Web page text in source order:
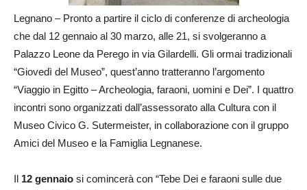
Legnano – Pronto a partire il ciclo di conferenze di archeologia
che dal 12 gennaio al 30 marzo, alle 21, si svolgeranno a
Palazzo Leone da Perego in via Gilardelli. Gli ormai tradizionali
“Giovedì del Museo”, quest’anno tratteranno l’argomento
“Viaggio in Egitto – Archeologia, faraoni, uomini e Dei”. I quattro
incontri sono organizzati dall’assessorato alla Cultura con il
Museo Civico G. Sutermeister, in collaborazione con il gruppo
Amici del Museo e la Famiglia Legnanese.
12 gennaio si comincerà con “Tebe Dei e faraoni sulle due